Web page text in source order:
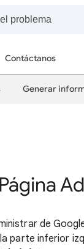
Contáctanos
Generar
de
parte inferior